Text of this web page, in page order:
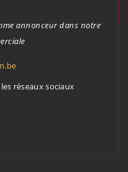
annonceur dans notre
réseaux sociaux